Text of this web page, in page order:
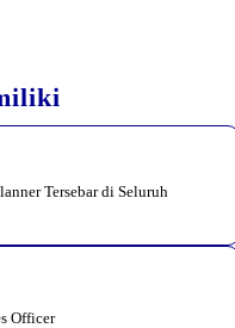
Tersebar di Seluruh
Officer